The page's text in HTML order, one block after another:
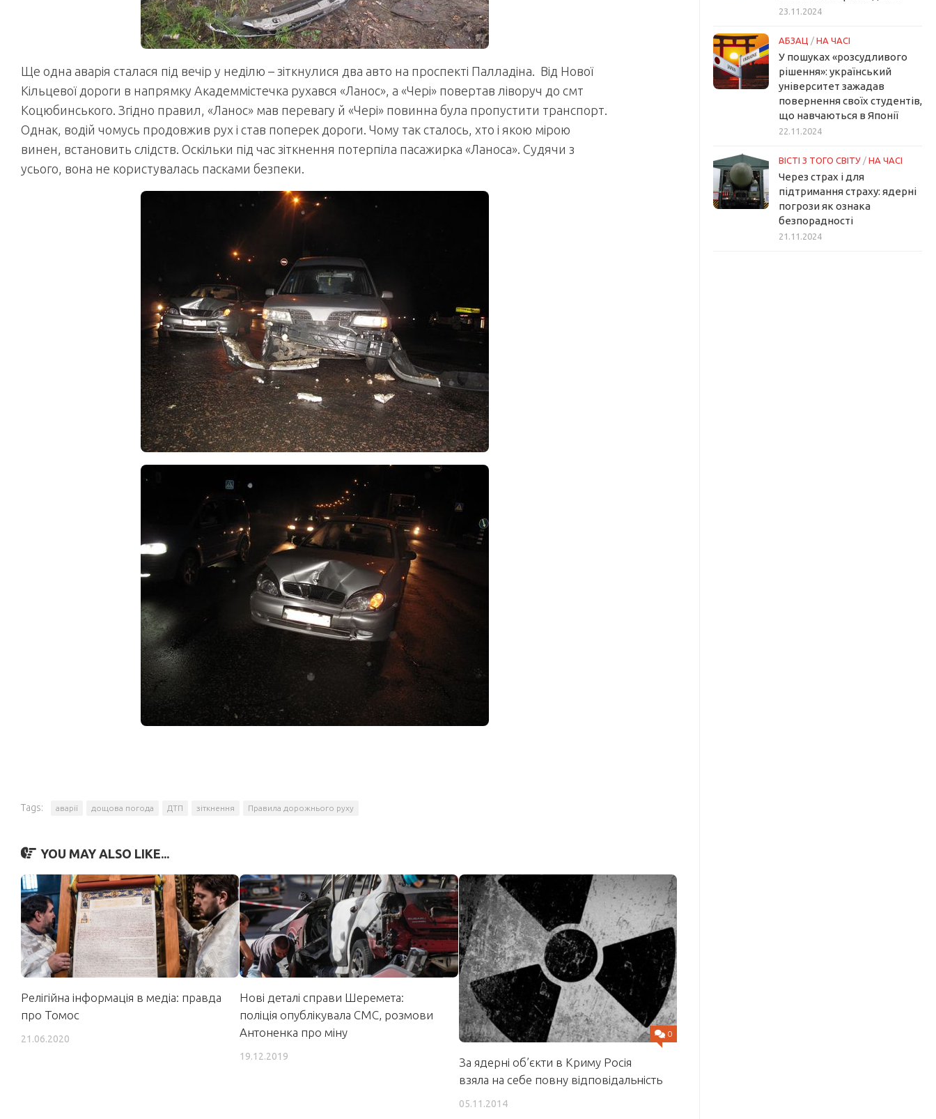
Ще одна аварія сталася під вечір у неділю – зіткнулися два авто на проспекті Палладіна. Від Нової
Кільцевої дороги в напрямку Академмістечка рухався «Ланос», а «Чері» повертав ліворуч до смт
Коцюбинського. Згідно правил, «Ланос» мав перевагу й «Чері» повинна була пропустити транспорт.
Однак, водій чомусь продовжив рух і став поперек дороги. Чому так сталось, хто і якою мірою
винен, встановить слідств. Оскільки під час зіткнення потерпіла пасажирка «Ланоса». Судячи з
усього, вона не користувалась пасками безпеки.
Tags: аварії дощова погода ДТП зіткнення Правила дорожнього руху
YOU MAY ALSO LIKE...
Релігійна інформація в медіа: правда
про Томос
21.06.2020
Нові деталі справи Шеремета:
поліція опублікувала СМС, розмови
Антоненка про міну
19.12.2019
0
За ядерні об’єкти в Криму Росія
взяла на себе повну відповідальність
05.11.2014
23.11.2024
АБЗАЦ / НА ЧАСІ
У пошуках «розсудливого
рішення»: український
університет зажадав
повернення своїх студентів,
що навчаються в Японії
22.11.2024
ВІСТІ З ТОГО СВІТУ / НА ЧАСІ
Через страх і для
підтримання страху: ядерні
погрози як ознака
безпорадності
21.11.2024